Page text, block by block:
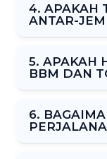
4. APAKAH
ANTAR-
5. APAKAH
BBM DAN
6.